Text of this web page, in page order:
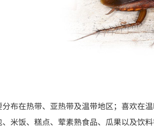
布在热带、亚热带及温带地区；喜欢在
米饭、糕点、荤素熟食品、瓜果以及饮